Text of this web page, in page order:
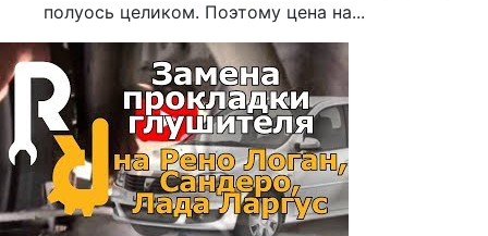
полуось целиком. Поэтому цена на...